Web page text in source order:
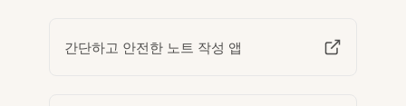
간단하고 안전한 노트 작성 앱